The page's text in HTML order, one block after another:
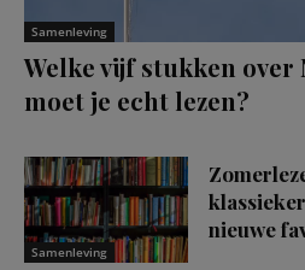
Samenleving
Welke vijf stukken over
moet je echt lezen?
Samenleving
nieuwe